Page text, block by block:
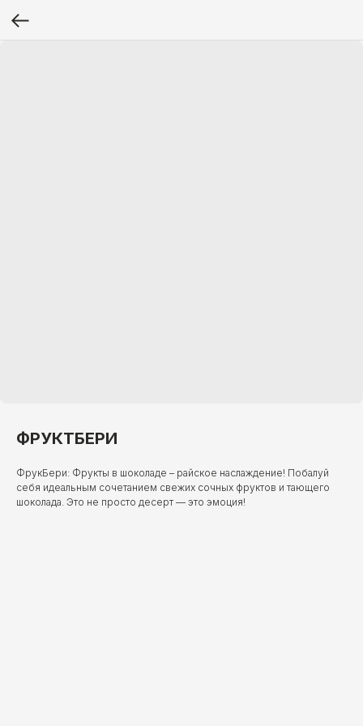
ФРУКТБЕРИ
ФрукБери: Фрукты в шоколаде – райское наслаждение! Побалуй
себя идеальным сочетанием свежих сочных фруктов и тающего
шоколада. Это не просто десерт — это эмоция!